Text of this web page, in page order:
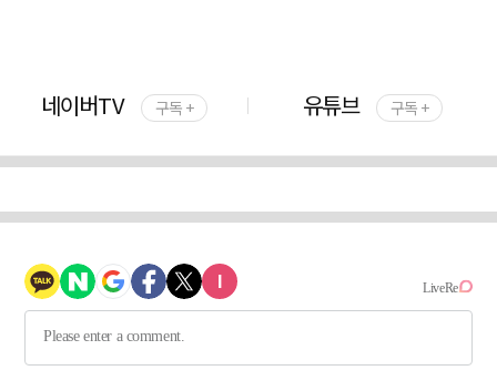
네이버TV 구독 + 유튜브 구독 +